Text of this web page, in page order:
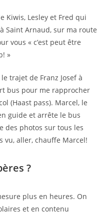
Kiwis, Lesley et Fred qui
Saint Arnaud, sur ma route
vous « c’est peut être
»
trajet de Franz Josef à
bus pour me rapprocher
(Haast pass). Marcel, le
guide et arrête le bus
des photos sur tous les
vu, aller, chauffe Marcel!
?
plus en heures. On
et en contenu